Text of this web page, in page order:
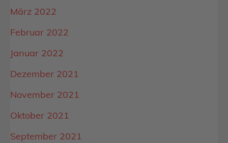
März 2022
Februar 2022
Januar 2022
Dezember 2021
November 2021
Oktober 2021
September 2021